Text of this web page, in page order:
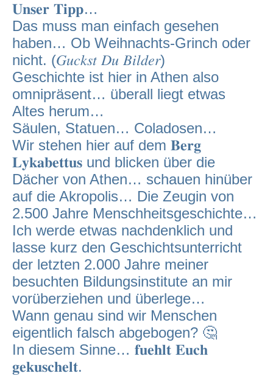
𝐔𝐧𝐬𝐞𝐫 𝐓𝐢𝐩𝐩…
Das muss man einfach gesehen
haben… Ob Weihnachts-Grinch oder
nicht. (𝐺𝑢𝑐𝑘𝑠𝑡 𝐷𝑢 𝐵𝑖𝑙𝑑𝑒𝑟)
Geschichte ist hier in Athen also
omnipräsent… überall liegt etwas
Altes herum…
Säulen, Statuen… Coladosen…
Wir stehen hier auf dem 𝐁𝐞𝐫𝐠
𝐋𝐲𝐤𝐚𝐛𝐞𝐭𝐭𝐮𝐬 und blicken über die
Dächer von Athen… schauen hinüber
auf die Akropolis… Die Zeugin von
2.500 Jahre Menschheitsgeschichte…
Ich werde etwas nachdenklich und
lasse kurz den Geschichtsunterricht
der letzten 2.000 Jahre meiner
besuchten Bildungsinstitute an mir
vorüberziehen und überlege…
Wann genau sind wir Menschen
eigentlich falsch abgebogen? 🤔
In diesem Sinne… 𝐟𝐮𝐞𝐡𝐥𝐭 𝐄𝐮𝐜𝐡
𝐠𝐞𝐤𝐮𝐬𝐜𝐡𝐞𝐥𝐭.